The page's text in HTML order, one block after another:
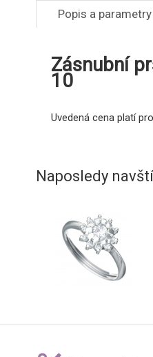
Popis a parametry
Zásnubní
10
Uvedená cena platí
Naposledy